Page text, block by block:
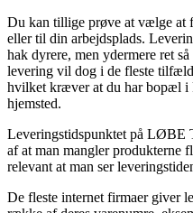
Du kan tillige prøve at vælge at
eller til din arbejdsplads.
hak dyrere, men ydermere ret
levering vil dog i de fleste
hvilket kræver at du har bopæl i
hjemsted.
Leveringstidspunktet på LØBE
af at man mangler produkterne
relevant at man ser
De fleste internet firmaer giver